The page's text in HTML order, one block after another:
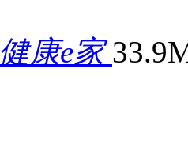
健康e家